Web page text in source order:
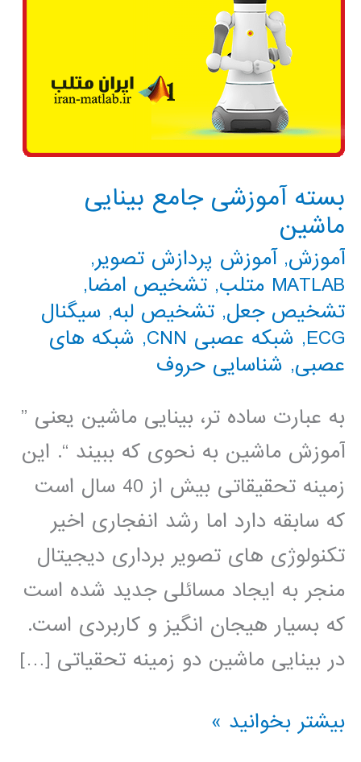
بسته آموزشی جامع بینایی
ماشین
آموزش,آموزش پردازش تصویر,
MATLAB متلب
, تشخیص امضا,
تشخیص جعل, تشخیص لبه, سیگنال
ECG
, شبکه عصبی CNN , شبکه های
عصبی, شناسایی حروف
به عبارت ساده تر، بینایی ماشین یعنی ”
آموزش ماشین به نحوی که ببیند “. این
زمینه تحقیقاتی بیش از 40 سال است
که سابقه دارد اما رشد انفجاری اخیر
تکنولوژی های تصویر برداری دیجیتال
منجر به ایجاد مسائلی جدید شده است
که بسیار هیجان انگیز و کاربردی است.
در بینایی ماشین دو زمینه تحقیاتی […]
بسته
بیشتر بخوانید »